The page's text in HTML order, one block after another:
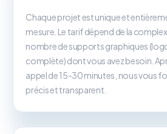
Chaque projet est unique et
mesure. Le tarif dépend de la
nombre de supports graphiques
complète) dont vous avez besoin.
appel de 15-30 minutes, nous vous
précis et transparent.